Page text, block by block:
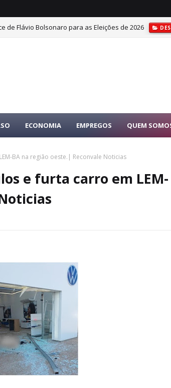
de Flávio Bolsonaro para as Eleições de 2026
ECONOMIA EMPREGOS QUEM
BA na região oeste.| Reconvale Noticias
e furta carro em LEM-